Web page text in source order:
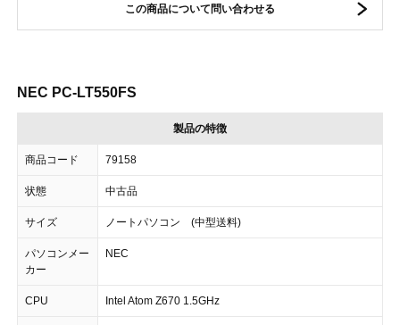
この商品について問い合わせる
NEC PC-LT550FS
製品の特徴
商品コード 79158
状態 中古品
サイズ ノートパソコン (中型送料)
パソコンメー
カー
NEC
CPU Intel Atom Z670 1.5GHz